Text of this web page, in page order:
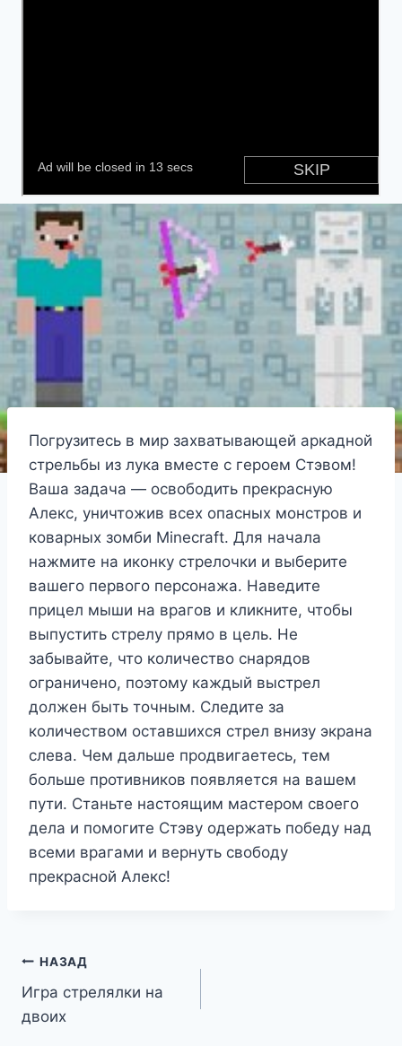
Погрузитесь в мир захватывающей аркадной
стрельбы из лука вместе с героем Стэвом!
Ваша задача — освободить прекрасную
Алекс, уничтожив всех опасных монстров и
коварных зомби Minecraft. Для начала
нажмите на иконку стрелочки и выберите
вашего первого персонажа. Наведите
прицел мыши на врагов и кликните, чтобы
выпустить стрелу прямо в цель. Не
забывайте, что количество снарядов
ограничено, поэтому каждый выстрел
должен быть точным. Следите за
количеством оставшихся стрел внизу экрана
слева. Чем дальше продвигаетесь, тем
больше противников появляется на вашем
пути. Станьте настоящим мастером своего
дела и помогите Стэву одержать победу над
всеми врагами и вернуть свободу
прекрасной Алекс!
Навигация
по
НАЗАД
Игра стрелялки на
двоих